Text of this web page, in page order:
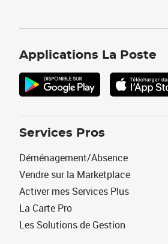
Applications La Poste
Services Pros
Déménagement/Absence
Vendre sur la Marketplace
Activer mes Services Plus
La Carte Pro
Les Solutions de Gestion